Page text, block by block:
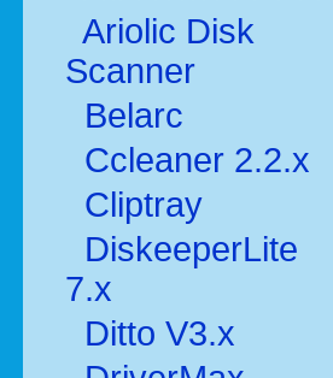
Ariolic Disk
Scanner
Belarc
Ccleaner 2.2.x
Cliptray
DiskeeperLite
7.x
Ditto V3.x